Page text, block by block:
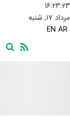
۱۶:۲۳:۲۳
EN AR